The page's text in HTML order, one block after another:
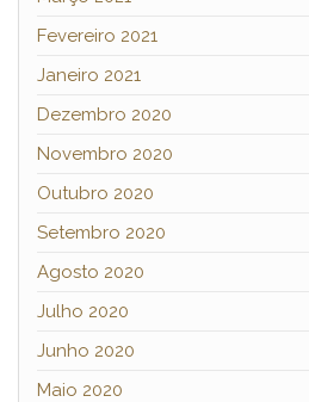
Fevereiro 2021
Janeiro 2021
Dezembro 2020
Novembro 2020
Outubro 2020
Setembro 2020
Agosto 2020
Julho 2020
Junho 2020
Maio 2020